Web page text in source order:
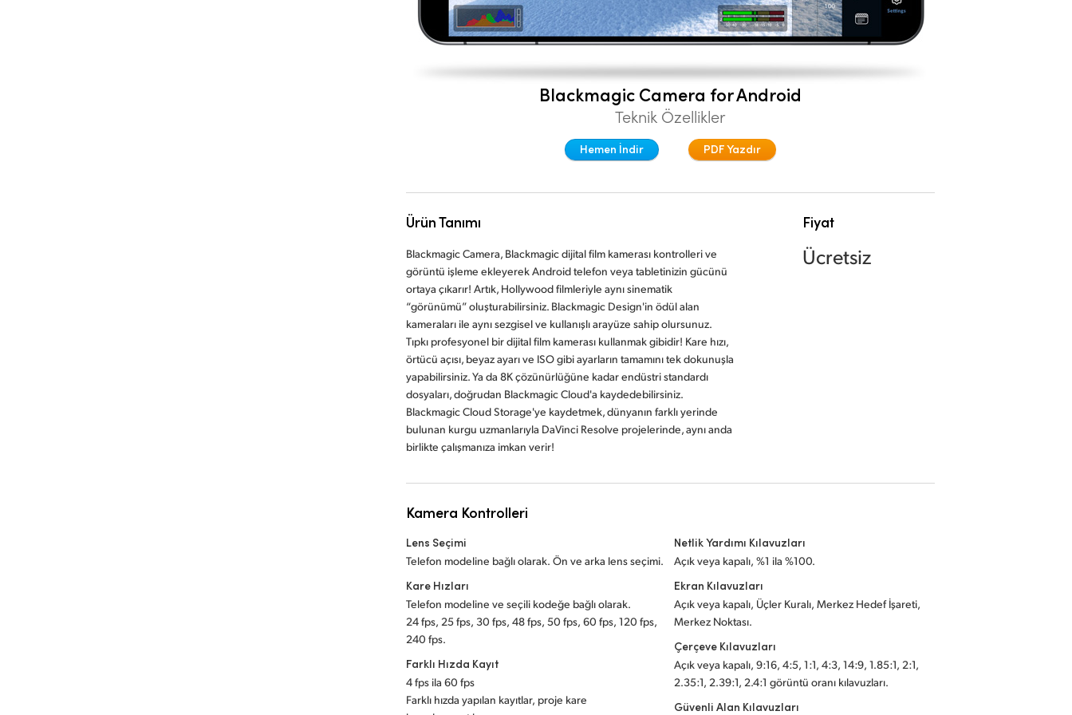
Blackmagic Camera for Android
Teknik Özellikler
Hemen İndir PDF Yazdır
Ürün Tanımı
Blackmagic Camera, Blackmagic dijital film kamerası kontrolleri ve
görüntü işleme ekleyerek Android telefon veya tabletinizin gücünü
ortaya çıkarır! Artık, Hollywood filmleriyle aynı sinematik
“görünümü” oluşturabilirsiniz. Blackmagic Design'in ödül alan
kameraları ile aynı sezgisel ve kullanışlı arayüze sahip olursunuz.
Tıpkı profesyonel bir dijital film kamerası kullanmak gibidir! Kare hızı,
örtücü açısı, beyaz ayarı ve ISO gibi ayarların tamamını tek dokunuşla
yapabilirsiniz. Ya da 8K çözünürlüğüne kadar endüstri standardı
dosyaları, doğrudan Blackmagic Cloud'a kaydedebilirsiniz.
Blackmagic Cloud Storage'ye kaydetmek, dünyanın farklı yerinde
bulunan kurgu uzmanlarıyla DaVinci Resolve projelerinde, aynı anda
birlikte çalışmanıza imkan verir!
Fiyat
Ücretsiz
Kamera Kontrolleri
Lens Seçimi
Telefon modeline bağlı olarak. Ön ve arka lens seçimi.
Kare Hızları
Telefon modeline ve seçili kodeğe bağlı olarak.
24 fps, 25 fps, 30 fps, 48 fps, 50 fps, 60 fps, 120 fps,
240 fps.
Farklı Hızda Kayıt
4 fps ila 60 fps
Farklı hızda yapılan kayıtlar, proje kare
Netlik Yardımı Kılavuzları
Açık veya kapalı, %1 ila %100.
Ekran Kılavuzları
Açık veya kapalı, Üçler Kuralı, Merkez Hedef İşareti,
Merkez Noktası.
Çerçeve Kılavuzları
Açık veya kapalı, 9:16, 4:5, 1:1, 4:3, 14:9, 1.85:1, 2:1,
2.35:1, 2.39:1, 2.4:1 görüntü oranı kılavuzları.
Güvenli Alan Kılavuzları